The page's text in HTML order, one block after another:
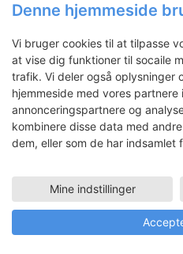
Helle Rude
Denne hjemmeside
Vi bruger cookies til at tilpasse
at vise dig funktioner til socaile
trafik. Vi deler også oplysninger
hjemmeside med vores partnere
annonceringspartnere og
kombinere disse data med
dem, eller som de har indsamlet
Mine indstillinger